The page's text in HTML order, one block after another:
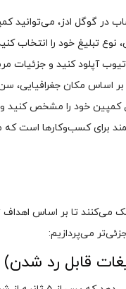
گوگل ادز، می‌توانید
تبلیغ خود را انتخاب
آپلود کنید و جزئیات
اساس مکان جغرافیایی،
کمپین خود را مشخص کنید و
برای کسب‌وکارها است
می‌کنند تا بر اساس
می‌پردازیم: